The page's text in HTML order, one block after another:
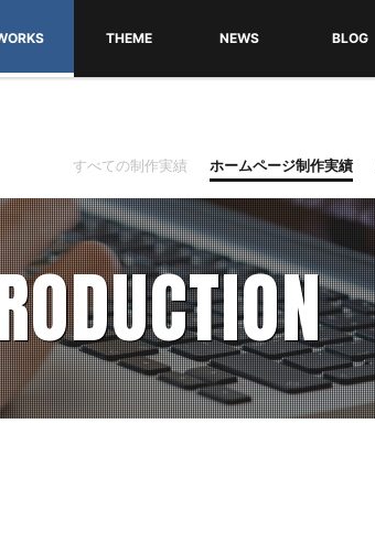
THEME NEWS BLOG
すべての制作実績 ホームページ制作実績